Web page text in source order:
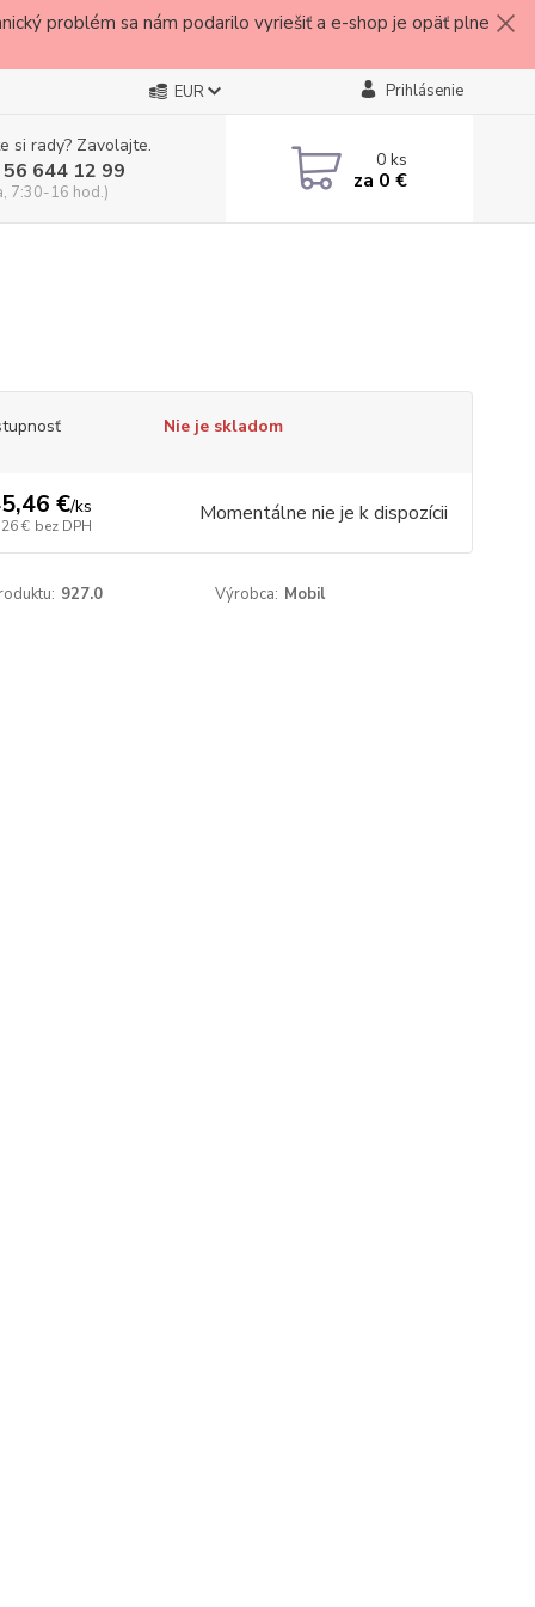
problém sa nám podarilo vyriešiť a e-shop je opäť plne
EUR Prihlásenie
si rady? Zavolajte.
644 12 99
7:30-16 hod.)
0ks
za 0 €
Nie je skladom
€/ks
€ bez DPH Momentálne nie je k dispozícii
927.0 Výrobca: Mobil